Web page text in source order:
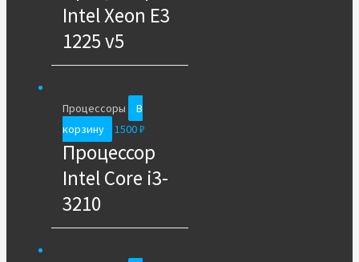
Intel Xeon E3
1225 v5
Процессоры
В
корзину
1500₽
Процессор
Intel Core i3-
3210